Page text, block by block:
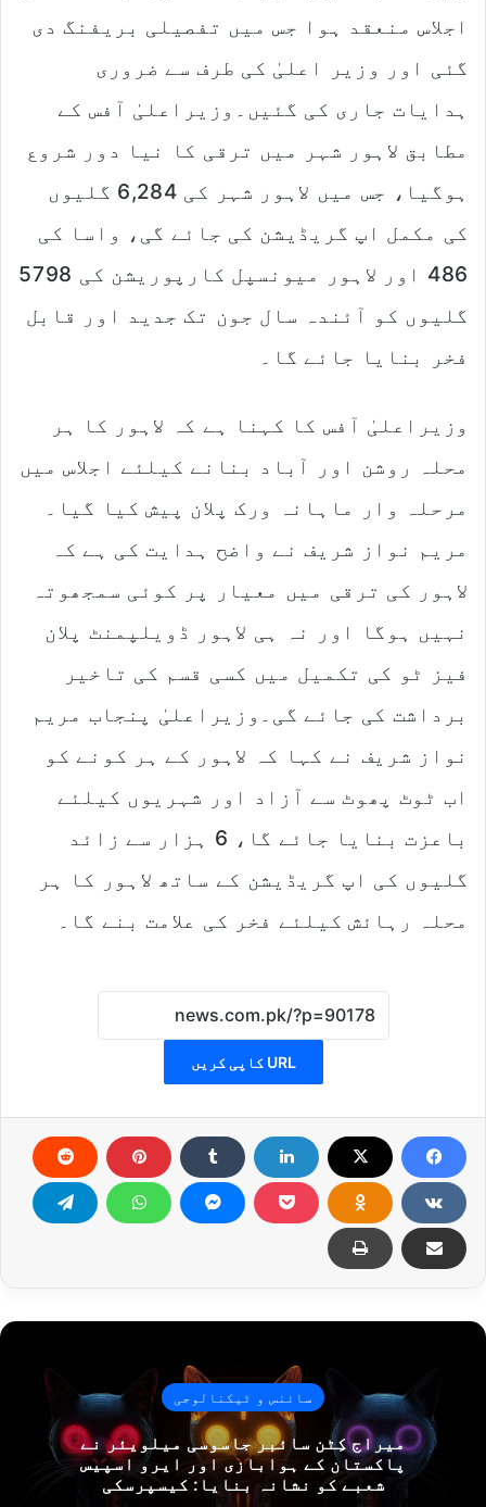
اجلاس منعقد ہوا جس میں تفصیلی بریفنگ دی
گئی اور وزیر اعلیٰ کی طرف سے ضروری
ہدایات جاری کی گئیں۔وزیراعلیٰ آفس کے
مطابق لاہور شہر میں ترقی کا نیا دور شروع
ہوگیا، جس میں لاہور شہر کی 6,284 گلیوں
کی مکمل اپ گریڈیشن کی جائے گی، واسا کی
486 اور لاہور میونسپل کارپوریشن کی 5798
گلیوں کو آئندہ سال جون تک جدید اور قابل
فخر بنایا جائے گا۔
وزیراعلیٰ آفس کا کہنا ہے کہ لاہور کا ہر
محلہ روشن اور آباد بنانے کیلئے اجلاس میں
مرحلہ وار ماہانہ ورک پلان پیش کیا گیا۔
مریم نواز شریف نے واضح ہدایت کی ہے کہ
لاہور کی ترقی میں معیار پر کوئی سمجھوتہ
نہیں ہوگا اور نہ ہی لاہور ڈویلپمنٹ پلان
فیز ٹو کی تکمیل میں کسی قسم کی تاخیر
برداشت کی جائے گی۔وزیراعلیٰ پنجاب مریم
نواز شریف نے کہا کہ لاہور کے ہر کونے کو
اب ٹوٹ پھوٹ سے آزاد اور شہریوں کیلئے
باعزت بنایا جائے گا، 6 ہزار سے زائد
گلیوں کی اپ گریڈیشن کے ساتھ لاہور کا ہر
محلہ رہائش کیلئے فخر کی علامت بنے گا۔
URL کاپی کریں
سائنس و ٹیکنالوجی
میراج کِٹن سائبر جاسوسی میلویئر نے
پاکستان کے ہوابازی اور ایرو اسپیس
شعبے کو نشانہ بنایا: کیسپرسکی